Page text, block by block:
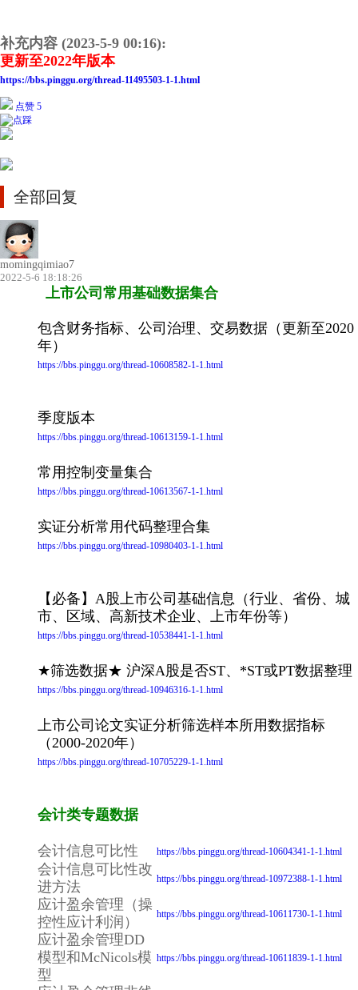
补充内容 (2023-5-9 00:16):
更新至2022年版本
https://bbs.pinggu.org/thread-11495503-1-1.html
点赞 5
全部回复
momingqimiao7
2022-5-6 18:18:26
上市公司常用基础数据集合
包含财务指标、公司治理、交易数据（更新至2020
年）
https://bbs.pinggu.org/thread-10608582-1-1.html
季度版本
https://bbs.pinggu.org/thread-10613159-1-1.html
常用控制变量集合
https://bbs.pinggu.org/thread-10613567-1-1.html
实证分析常用代码整理合集
https://bbs.pinggu.org/thread-10980403-1-1.html
【必备】A股上市公司基础信息（行业、省份、城
市、区域、高新技术企业、上市年份等）
https://bbs.pinggu.org/thread-10538441-1-1.html
★筛选数据★ 沪深A股是否ST、*ST或PT数据整理
https://bbs.pinggu.org/thread-10946316-1-1.html
上市公司论文实证分析筛选样本所用数据指标
（2000-2020年）
https://bbs.pinggu.org/thread-10705229-1-1.html
会计类专题数据
会计信息可比性 https://bbs.pinggu.org/thread-10604341-1-1.html
会计信息可比性改
进方法
https://bbs.pinggu.org/thread-10972388-1-1.html
应计盈余管理（操
控性应计利润）
https://bbs.pinggu.org/thread-10611730-1-1.html
应计盈余管理DD
模型和McNicols模
型
https://bbs.pinggu.org/thread-10611839-1-1.html